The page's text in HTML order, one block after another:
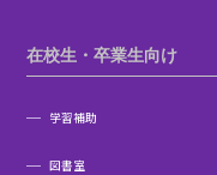
在校生・卒業生向け
学習補助
図書室